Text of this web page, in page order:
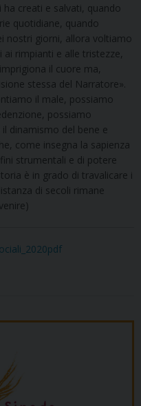
creati e salvati, quando
quotidiane, quando
nostri giorni, allora voltiamo
rimpianti e alle tristezze,
il cuore ma,
stessa del Narratore».
il male, possiamo
possiamo
dinamismo del bene e
come insegna la sapienza
strumentali e di potere
è in grado di travalicare i
di secoli rimane